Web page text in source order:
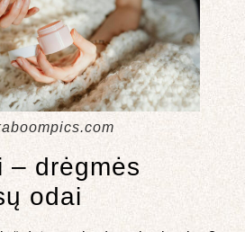
– drėgmės
odai